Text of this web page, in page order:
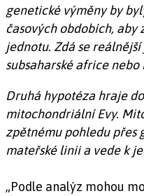
genetické výměny by
časových obdobích,
jednotu. Zdá se
subsaharské africe
Druhá hypotéza hraje
mitochondriální Evy.
zpětnému pohledu přes
mateřské linii a vede k
„Podle analýz mohou